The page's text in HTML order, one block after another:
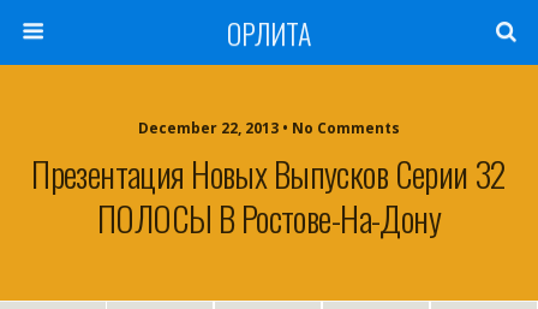
ОРЛИТА
December 22, 2013 • No Comments
Презентация Новых Выпусков Серии 32
ПОЛОСЫ В Ростове-На-Дону